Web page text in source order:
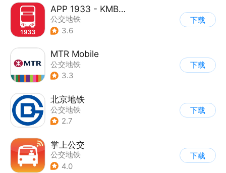
APP 1933 - KMB．LWB
公交地铁
3.6
下载
MTR Mobile
公交地铁
3.3
下载
北京地铁
公交地铁
2.7
下载
掌上公交
公交地铁
4.0
下载